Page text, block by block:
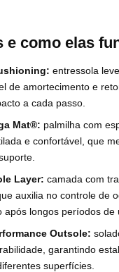
e como elas
entressola
de amortecimento e
a cada passo.
Mat®: palmilha com
e confortável, que
Layer: camada com
auxilia no controle de
após longos períodos de
Outsole:
garantindo
superfícies.